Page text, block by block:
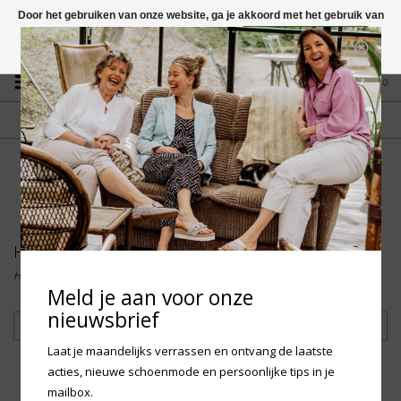
Vragen? App naar +31 58 250 1503
0
GRATIS VERZENDING NL
Vanaf € 75,-
FYSIEKE WINKEL
in Mantgum (frl)
fdad
Heren
Home
Filteren
Door het gebruiken van onze website, ga je akkoord met het gebruik van
cookies om onze website te verbeteren.
Dit bericht verbergen
Meer over cookies »
Meld je aan voor onze
nieuwsbrief
Laat je maandelijks verrassen en ontvang de laatste
acties, nieuwe schoenmode en persoonlijke tips in je
mailbox.